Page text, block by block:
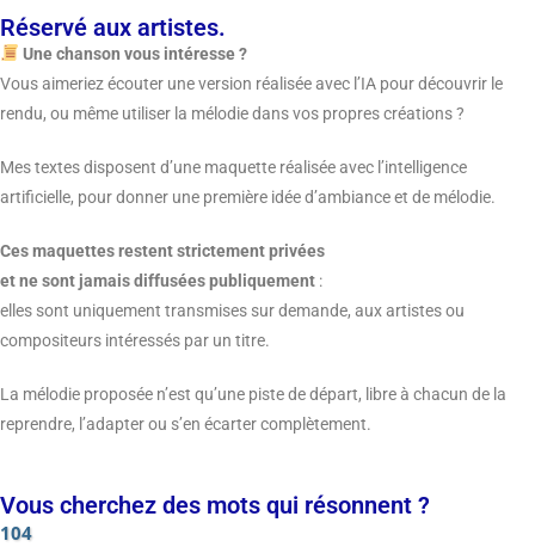
Réservé aux artistes.
Une chanson vous intéresse ?
Vous aimeriez écouter une version réalisée avec l’IA pour découvrir le
rendu, ou même utiliser la mélodie dans vos propres créations ?
Mes textes disposent d’une maquette réalisée avec l’intelligence
artificielle, pour donner une première idée d’ambiance et de mélodie.
Ces maquettes restent strictement privées
et ne sont jamais diffusées publiquement :
elles sont uniquement transmises sur demande, aux artistes ou
compositeurs intéressés par un titre.
La mélodie proposée n’est qu’une piste de départ, libre à chacun de la
reprendre, l’adapter ou s’en écarter complètement.
Vous cherchez des mots qui résonnent ?
104